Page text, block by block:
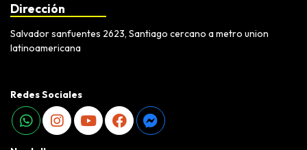
Dirección
Salvador sanfuentes 2623, Santiago cercano a metro union
latinoamericana
Redes Sociales